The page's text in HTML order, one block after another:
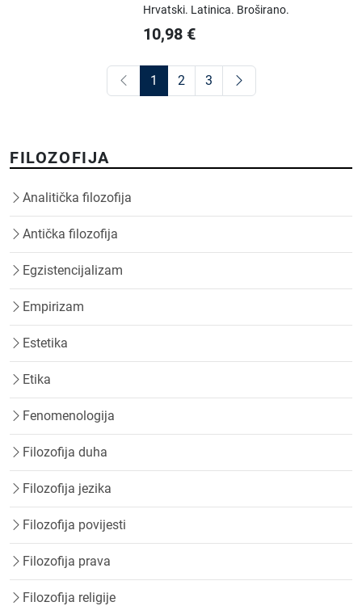
Hrvatski. Latinica. Broširano.
10,98 €
1 2 3
FILOZOFIJA
Analitička filozofija
Antička filozofija
Egzistencijalizam
Empirizam
Estetika
Etika
Fenomenologija
Filozofija duha
Filozofija jezika
Filozofija povijesti
Filozofija prava
Filozofija religije